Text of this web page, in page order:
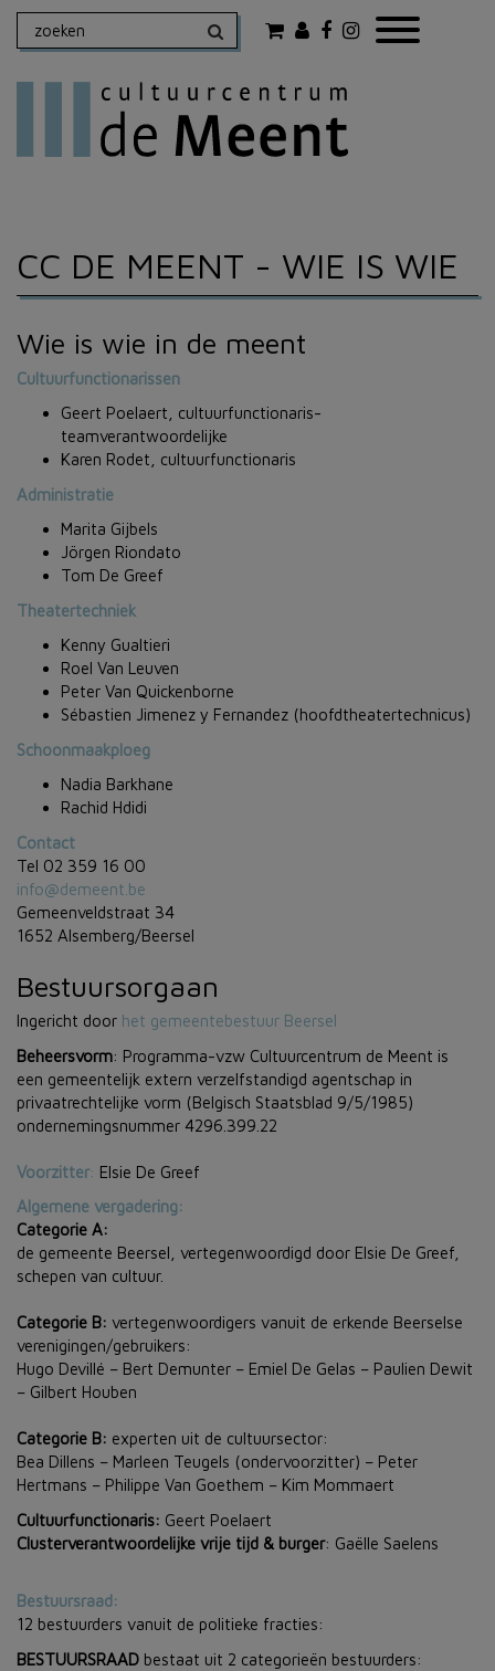
CC DE MEENT - WIE IS WIE
Wie is wie in de meent
Cultuurfunctionarissen
Geert Poelaert, cultuurfunctionaris-
teamverantwoordelijke
Karen Rodet, cultuurfunctionaris
Administratie
Marita Gijbels
Jörgen Riondato
Tom De Greef
Theatertechniek
Kenny Gualtieri
Roel Van Leuven
Peter Van Quickenborne
Sébastien Jimenez y Fernandez (hoofdtheatertechnicus)
Schoonmaakploeg
Nadia Barkhane
Rachid Hdidi
Contact
Tel 02 359 16 00
info@demeent.be
Gemeenveldstraat 34
1652 Alsemberg/Beersel
Bestuursorgaan
Ingericht door het gemeentebestuur Beersel
Beheersvorm: Programma-vzw Cultuurcentrum de Meent is
een gemeentelijk extern verzelfstandigd agentschap in
privaatrechtelijke vorm (Belgisch Staatsblad 9/5/1985)
ondernemingsnummer 4296.399.22
Voorzitter: Elsie De Greef
Algemene vergadering:
Categorie A:
de gemeente Beersel, vertegenwoordigd door Elsie De Greef,
schepen van cultuur.
Categorie B: vertegenwoordigers vanuit de erkende Beerselse
verenigingen/gebruikers:
Hugo Devillé – Bert Demunter – Emiel De Gelas – Paulien Dewit
– Gilbert Houben
Categorie B: experten uit de cultuursector:
Bea Dillens – Marleen Teugels (ondervoorzitter) – Peter
Hertmans – Philippe Van Goethem – Kim Mommaert
Cultuurfunctionaris: Geert Poelaert
Clusterverantwoordelijke vrije tijd & burger: Gaëlle Saelens
Bestuursraad:
12 bestuurders vanuit de politieke fracties:
BESTUURSRAAD bestaat uit 2 categorieën bestuurders: